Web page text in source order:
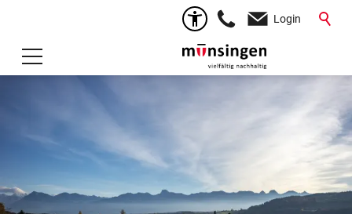
Login